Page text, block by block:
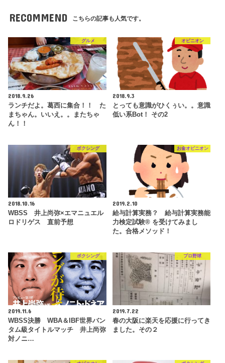
RECOMMEND こちらの記事も人気です。
グルメ
2018.9.26
ランチだよ。葛西に集合！！ た
まちゃん。いいえ。。またちゃ
ん！！
オピニオン
2018.9.3
とっても意識がひくぅい。。意識
低い系Bot！ その2
ボクシング
2018.10.16
WBSS 井上尚弥×エマニュエル
ロドリゲス 直前予想
お金オピニオン
2019.2.10
給与計算実務？ 給与計算実務能
力検定試験® を受けてみまし
た。合格メソッド！
ボクシング
2019.11.6
WBSS決勝 WBA＆IBF世界バン
タム級タイトルマッチ 井上尚弥
対ノニ…
プロ野球
2019.7.22
春の大阪に楽天を応援に行ってき
ました。その２